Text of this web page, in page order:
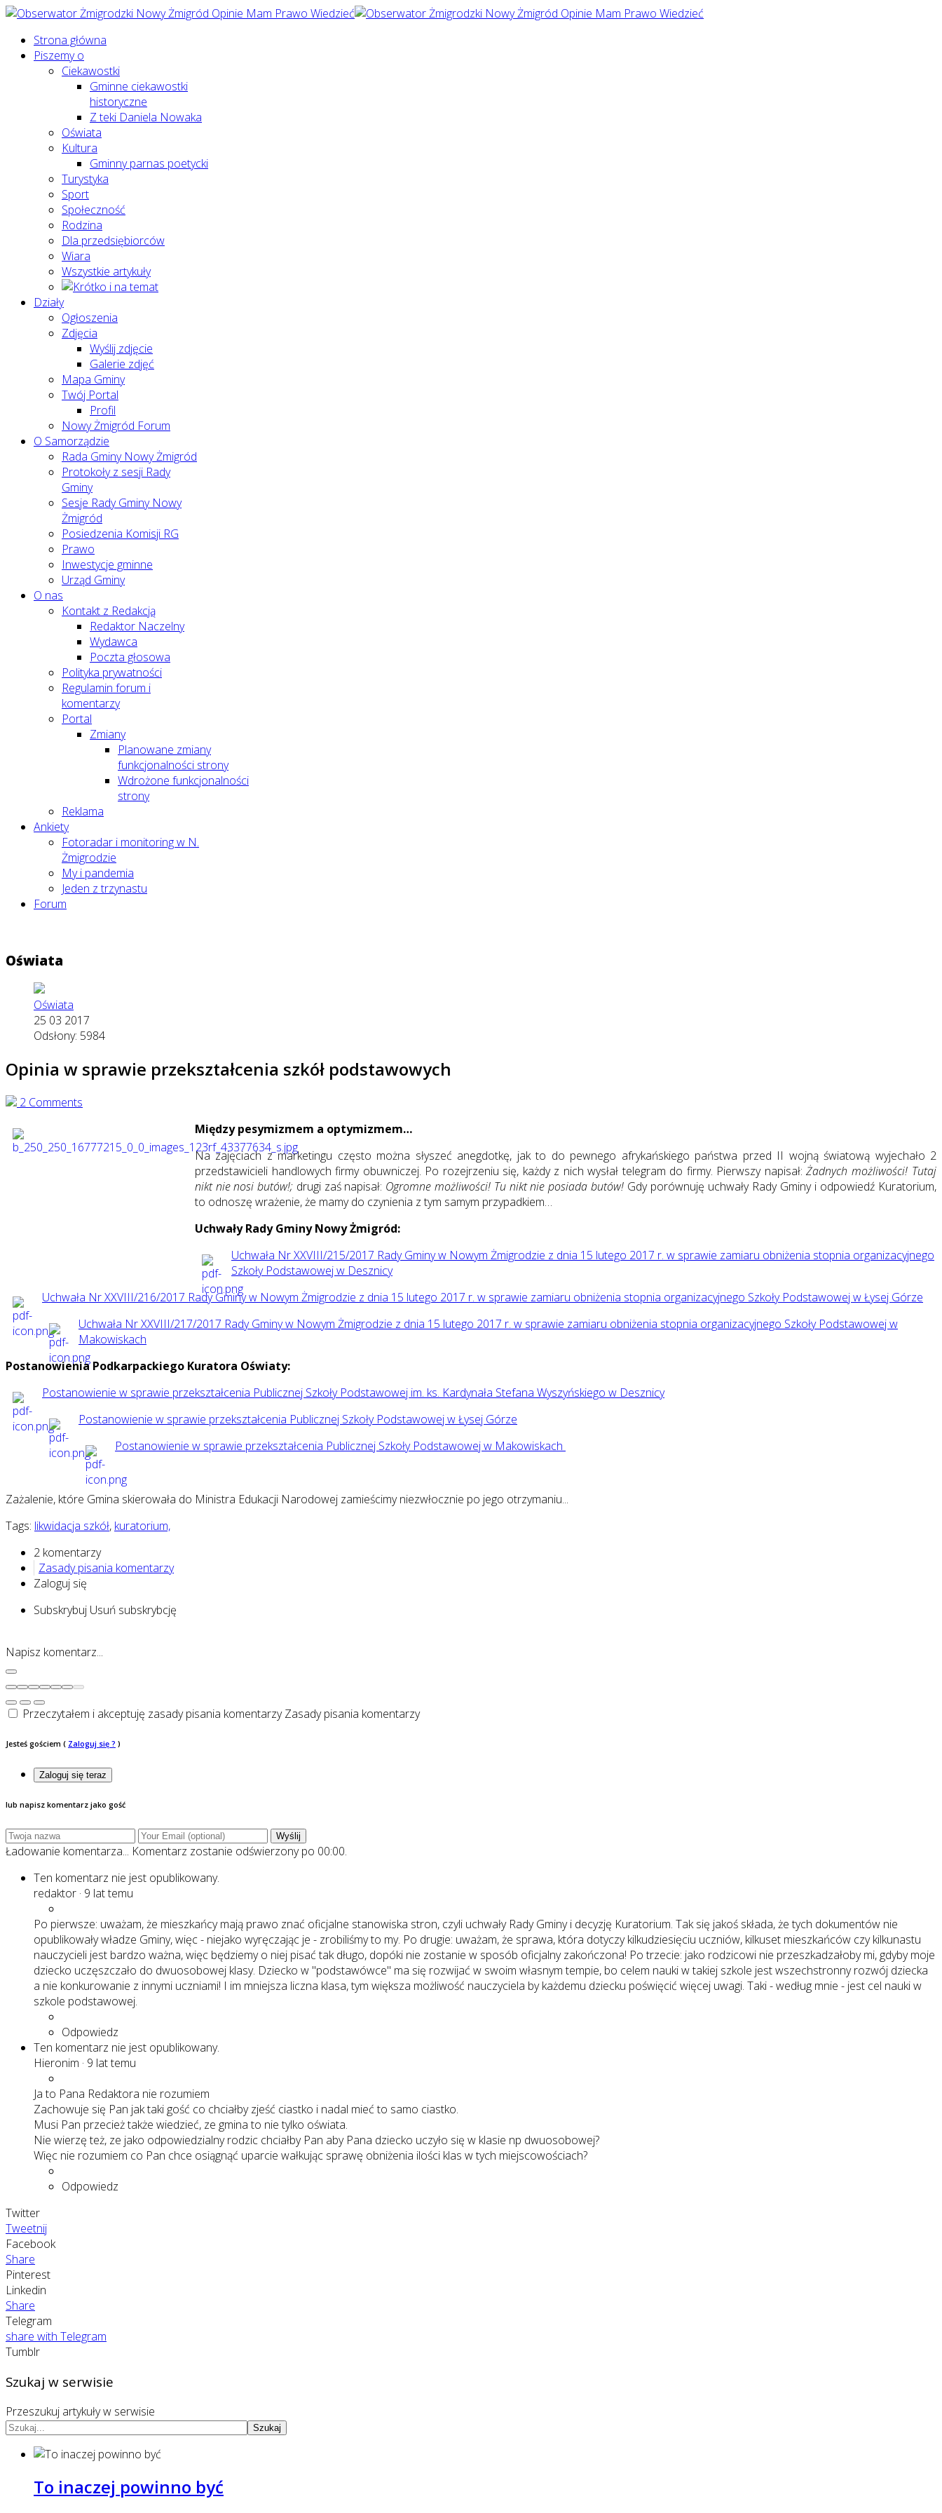
Strona główna
Piszemy o
Ciekawostki
Gminne ciekawostki
historyczne
Z teki Daniela Nowaka
Oświata
Kultura
Gminny parnas poetycki
Turystyka
Sport
Społeczność
Rodzina
Dla przedsiębiorców
Wiara
Wszystkie artykuły
Działy
Ogłoszenia
Zdjęcia
Wyślij zdjęcie
Galerie zdjęć
Mapa Gminy
Twój Portal
Profil
Nowy Żmigród Forum
O Samorządzie
Rada Gminy Nowy Żmigród
Protokoły z sesji Rady
Gminy
Sesje Rady Gminy Nowy
Żmigród
Posiedzenia Komisji RG
Prawo
Inwestycje gminne
Urząd Gminy
O nas
Kontakt z Redakcją
Redaktor Naczelny
Wydawca
Poczta głosowa
Polityka prywatności
Regulamin forum i
komentarzy
Portal
Zmiany
Planowane zmiany
funkcjonalności strony
Wdrożone funkcjonalności
strony
Reklama
Ankiety
Fotoradar i monitoring w N.
Żmigrodzie
My i pandemia
Jeden z trzynastu
Forum
Oświata
Oświata
25 03 2017
Odsłony: 5984
Opinia w sprawie przekształcenia szkół podstawowych
2 Comments
Między pesymizmem a optymizmem…
Na zajęciach z marketingu często można słyszeć anegdotkę, jak to do pewnego afrykańskiego państwa przed II wojną światową wyjechało 2
przedstawicieli handlowych firmy obuwniczej. Po rozejrzeniu się, każdy z nich wysłał telegram do firmy. Pierwszy napisał: Żadnych możliwości! Tutaj
nikt nie nosi butów!; drugi zaś napisał: Ogromne możliwości! Tu nikt nie posiada butów! Gdy porównuję uchwały Rady Gminy i odpowiedź Kuratorium,
to odnoszę wrażenie, że mamy do czynienia z tym samym przypadkiem…
Uchwały Rady Gminy Nowy Żmigród:
Uchwała Nr XXVIII/215/2017 Rady Gminy w Nowym Żmigrodzie z dnia 15 lutego 2017 r. w sprawie zamiaru obniżenia stopnia organizacyjnego
Szkoły Podstawowej w Desznicy
Uchwała Nr XXVIII/216/2017 Rady Gminy w Nowym Żmigrodzie z dnia 15 lutego 2017 r. w sprawie zamiaru obniżenia stopnia organizacyjnego Szkoły Podstawowej w Łysej Górze
Uchwała Nr XXVIII/217/2017 Rady Gminy w Nowym Żmigrodzie z dnia 15 lutego 2017 r. w sprawie zamiaru obniżenia stopnia organizacyjnego Szkoły Podstawowej w
Makowiskach
Postanowienia Podkarpackiego Kuratora Oświaty:
Postanowienie w sprawie przekształcenia Publicznej Szkoły Podstawowej im. ks. Kardynała Stefana Wyszyńskiego w Desznicy
Postanowienie w sprawie przekształcenia Publicznej Szkoły Podstawowej w Łysej Górze
Postanowienie w sprawie przekształcenia Publicznej Szkoły Podstawowej w Makowiskach
Zażalenie, które Gmina skierowała do Ministra Edukacji Narodowej zamieścimy niezwłocznie po jego otrzymaniu...
Tags: likwidacja szkół, kuratorium,
2 komentarzy
Zasady pisania komentarzy
Zaloguj się
Subskrybuj Usuń subskrybcję
Napisz komentarz...
Przeczytałem i akceptuję zasady pisania komentarzyZasady pisania komentarzy
Jesteś gościem ( Zaloguj się ? )
Zaloguj się teraz
lub napisz komentarz jako gość
Wyślij
Ładowanie komentarza... Komentarz zostanie odświerzony po 00:00.
Ten komentarz nie jest opublikowany.
redaktor · 9 lat temu
Po pierwsze: uważam, że mieszkańcy mają prawo znać oficjalne stanowiska stron, czyli uchwały Rady Gminy i decyzję Kuratorium. Tak się jakoś składa, że tych dokumentów nie
opublikowały władze Gminy, więc - niejako wyręczając je - zrobiliśmy to my. Po drugie: uważam, że sprawa, która dotyczy kilkudziesięciu uczniów, kilkuset mieszkańców czy kilkunastu
nauczycieli jest bardzo ważna, więc będziemy o niej pisać tak długo, dopóki nie zostanie w sposób oficjalny zakończona! Po trzecie: jako rodzicowi nie przeszkadzałoby mi, gdyby moje
dziecko uczęszczało do dwuosobowej klasy. Dziecko w "podstawówce" ma się rozwijać w swoim własnym tempie, bo celem nauki w takiej szkole jest wszechstronny rozwój dziecka
a nie konkurowanie z innymi uczniami! I im mniejsza liczna klasa, tym większa możliwość nauczyciela by każdemu dziecku poświęcić więcej uwagi. Taki - według mnie - jest cel nauki w
szkole podstawowej.
Odpowiedz
Ten komentarz nie jest opublikowany.
Hieronim · 9 lat temu
Ja to Pana Redaktora nie rozumiem
Zachowuje się Pan jak taki gość co chciałby zjeść ciastko i nadal mieć to samo ciastko.
Musi Pan przecież także wiedzieć, ze gmina to nie tylko oświata.
Nie wierzę też, ze jako odpowiedzialny rodzic chciałby Pan aby Pana dziecko uczyło się w klasie np dwuosobowej?
Więc nie rozumiem co Pan chce osiągnąć uparcie wałkując sprawę obniżenia ilości klas w tych miejscowościach?
Odpowiedz
Twitter
Tweetnij
Facebook
Share
Pinterest
Linkedin
Share
Telegram
share with Telegram
Tumblr
Szukaj w serwisie
Przeszukuj artykuły w serwisie
Szukaj
To inaczej powinno być